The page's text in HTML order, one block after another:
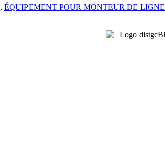
, ÉQUIPEMENT POUR MONTEUR DE LIGNE